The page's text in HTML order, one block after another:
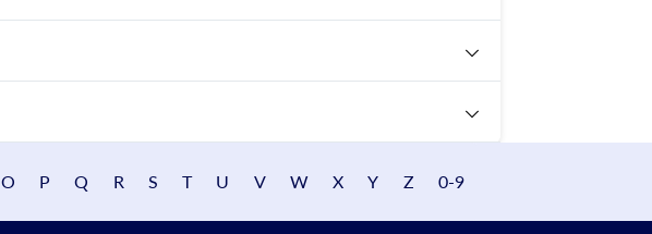
O P Q R S T U V W X Y Z 0-9